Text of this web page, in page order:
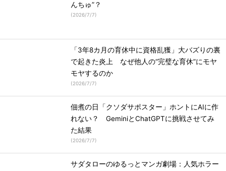
んちゅ”？
(2026/7/7)
「3年8カ月の育休中に資格乱獲」大バズりの裏
で起きた炎上 なぜ他人の“完璧な育休”にモヤ
モヤするのか
(2026/7/7)
佃煮の日「クソダサポスター」ホントにAIに作
れない？ GeminiとChatGPTに挑戦させてみ
た結果
(2026/7/7)
サダタローのゆるっとマンガ劇場：人気ホラー